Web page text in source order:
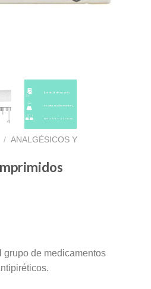
/ ANALGÉSICOS Y
grupo de medicamentos